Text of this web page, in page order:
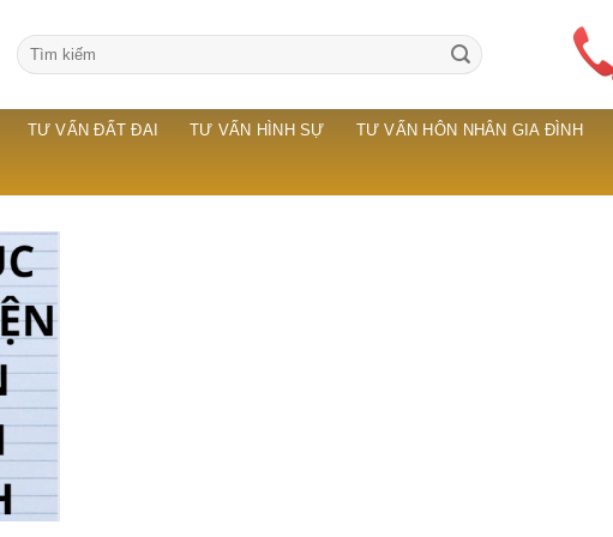
TƯ VẤN ĐẤT ĐAI TƯ VẤN HÌNH SỰ TƯ VẤN HÔN NHÂN GIA ĐÌNH